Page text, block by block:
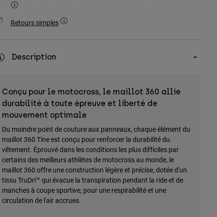
Retours simples
Description
Conçu pour le motocross, le maillot 360 allie
durabilité à toute épreuve et liberté de
mouvement optimale
Du moindre point de couture aux panneaux, chaque élément du
maillot 360 Tine est conçu pour renforcer la durabilité du
vêtement. Éprouvé dans les conditions les plus difficiles par
certains des meilleurs athlètes de motocross au monde, le
maillot 360 offre une construction légère et précise, dotée d'un
tissu TruDri™ qui évacue la transpiration pendant la ride et de
manches à coupe sportive, pour une respirabilité et une
circulation de l'air accrues.